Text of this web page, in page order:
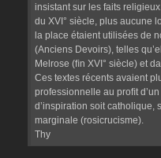
insistant sur les faits
du XVI° siècle, plus aucune
la place étaient utilisées de
(Anciens Devoirs), telles
Melrose (ﬁn XVI° siècle) et
Ces textes récents avaient
professionnelle au proﬁt
d’inspiration soit catholique,
marginale (rosicrucisme).
Thy